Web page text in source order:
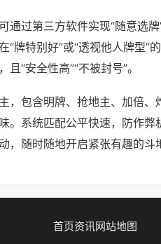
过第三方软件实现“随意选牌
“牌特别好”或“透视他人牌型”
“安全性高”“不被封号”。
，包含明牌、抢地主、加倍、
。系统匹配公平快速，防作
，随时随地开启紧张有趣的斗
首页资讯网站地图